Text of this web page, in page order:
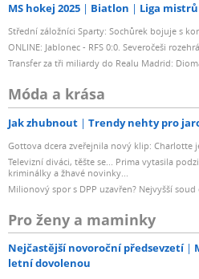
MS hokej 2025 Biatlon Liga mistrů
Střední záložníci Sparty: Sochůrek bojuje s
ONLINE: Jablonec - RFS 0:0. Severočeši
Transfer za tři miliardy do Realu Madrid:
Móda a krása
Jak zhubnout Trendy nehty pro
Gottova dcera zveřejnila nový klip: Charlotte
Televizní diváci, těšte se... Prima vytasila
kriminálky a žhavé novinky...
Milionový spor s DPP uzavřen? Nejvyšší
Pro ženy a maminky
Nejčastější novoroční předsevzetí
letní dovolenou